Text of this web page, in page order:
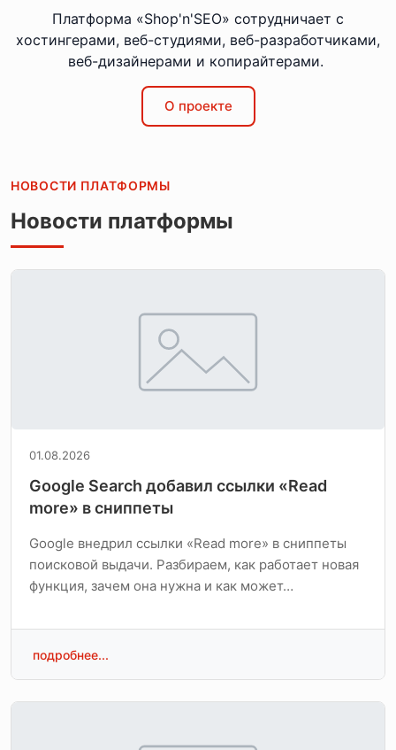
Платформа «Shop'n'SEO»‎ сотрудничает с
хостингерами, веб-студиями, веб-разработчиками,
веб-дизайнерами и копирайтерами.
О проекте
НОВОСТИ ПЛАТФОРМЫ
Новости платформы
01.08.2026
Google Search добавил ссылки «Read
more» в сниппеты
Google внедрил ссылки «Read more» в сниппеты
поисковой выдачи. Разбираем, как работает новая
функция, зачем она нужна и как может…
подробнее...